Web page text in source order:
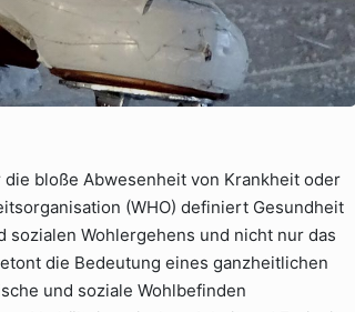
bloße Abwesenheit von Krankheit oder
(WHO) definiert Gesundheit
Wohlergehens und nicht nur das
die Bedeutung eines ganzheitlichen
und soziale Wohlbefinden